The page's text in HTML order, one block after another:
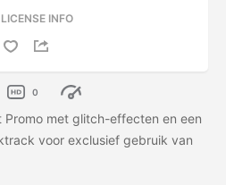
LICENSE INFO
0
met glitch-effecten en een
voor exclusief gebruik van